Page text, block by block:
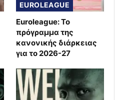
EUROLEAGUE
Euroleague: Το
πρόγραμμα της
κανονικής διάρκειας
για το 2026-27